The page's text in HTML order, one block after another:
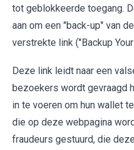
tot geblokkeerde toegang.
aan om een "back-up" van
verstrekte link ("Backup
Deze link leidt naar een
bezoekers wordt gevraagd
in te voeren om hun wallet
die op deze webpagina
fraudeurs gestuurd, die